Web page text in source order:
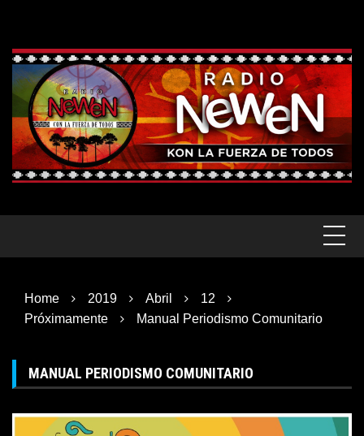
content
Home 2019 Abril
12
Próximamente
Manual Periodismo Comunitario
MANUAL PERIODISMO COMUNITARIO